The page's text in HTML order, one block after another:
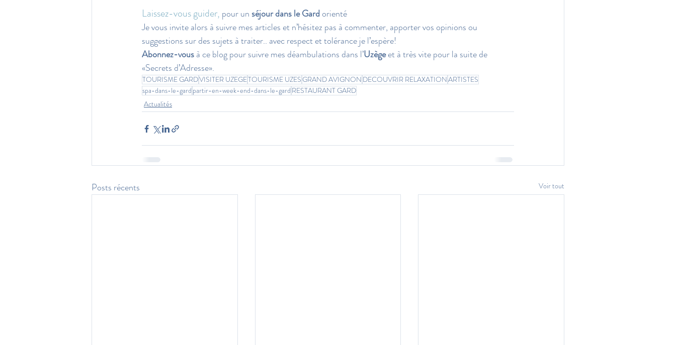
Laissez-vous guider, pour un séjour dans le Gard orienté
Je vous invite alors à suivre mes articles et n’hésitez pas à commenter, apporter vos opinions ou
suggestions sur des sujets à traiter.. avec respect et tolérance je l’espère!
Abonnez-vous à ce blog pour suivre mes déambulations dans l’Uzège et à très vite pour la suite de
«Secrets d’Adresse».
TOURISME GARDVISITER UZEGETOURISME UZESGRAND AVIGNON DECOUVRIR RELAXATIONARTISTES
spa-dans-le-gard partir-en-week-end-dans-le-gard RESTAURANT GARD
Actualités
Posts récents Voir tout